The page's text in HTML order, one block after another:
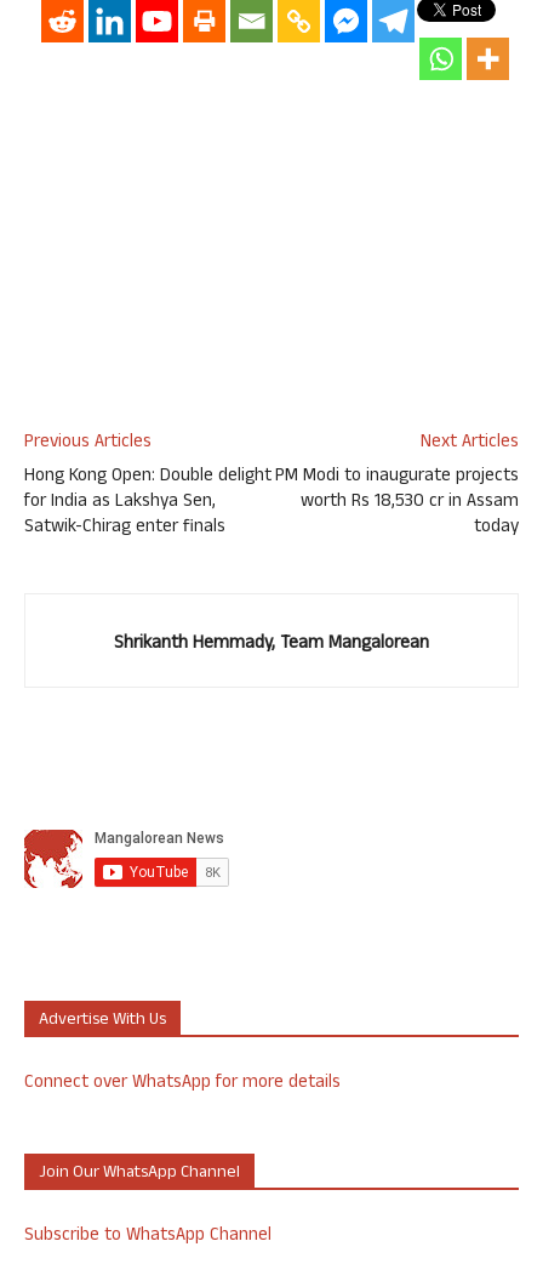
Previous Articles
Hong Kong Open: Double delight
for India as Lakshya Sen,
Satwik-Chirag enter finals
Next Articles
PM Modi to inaugurate projects
worth Rs 18,530 cr in Assam
today
Shrikanth Hemmady, Team Mangalorean
Advertise With Us
Connect over WhatsApp for more details
Join Our WhatsApp Channel
Subscribe to WhatsApp Channel